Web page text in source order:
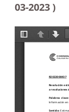
03-2023 )